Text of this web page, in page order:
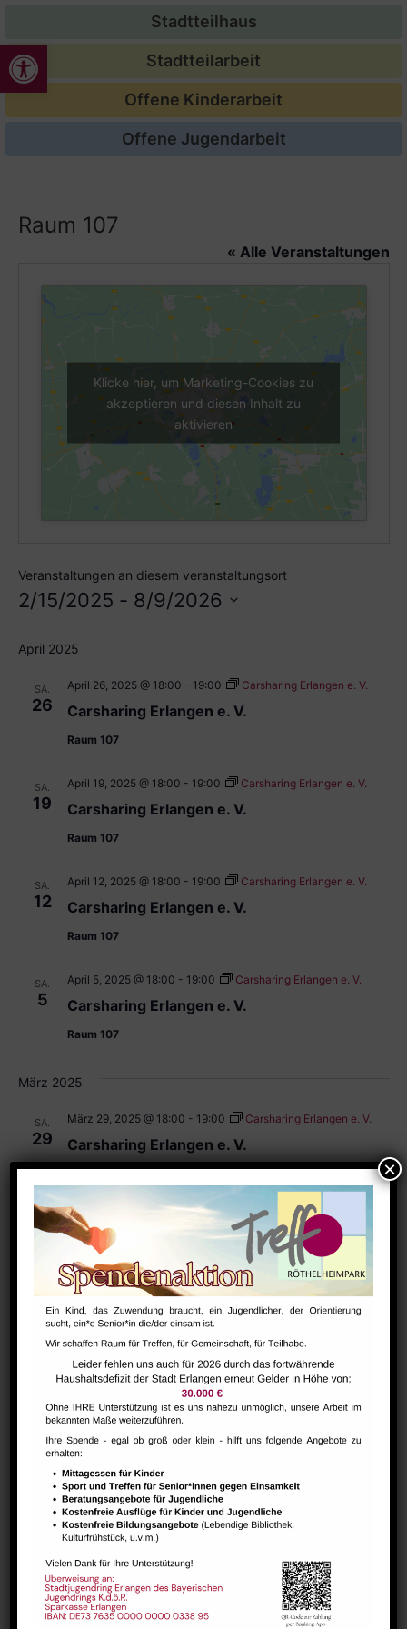
Werkzeugleiste öffnen
Stadtteilhaus
Stadtteilarbeit
Offene Kinderarbeit
Offene Jugendarbeit
Raum 107
« Alle Veranstaltungen
Klicke hier, um Marketing-Cookies zu
akzeptieren und diesen Inhalt zu
aktivieren
Veranstaltungen an diesem veranstaltungsort
2/15/2025 - 8/9/2026
April 2025
SA.
26 Carsharing Erlangen e. V.
April 26, 2025 @ 18:00 - 19:00 Carsharing Erlangen e. V.
Raum 107
SA.
19 Carsharing Erlangen e. V.
April 19, 2025 @ 18:00 - 19:00 Carsharing Erlangen e. V.
Raum 107
SA.
12 Carsharing Erlangen e. V.
April 12, 2025 @ 18:00 - 19:00 Carsharing Erlangen e. V.
Raum 107
SA.
5 Carsharing Erlangen e. V.
April 5, 2025 @ 18:00 - 19:00 Carsharing Erlangen e. V.
Raum 107
März 2025
SA.
29 Carsharing Erlangen e. V.
März 29, 2025 @ 18:00 - 19:00 Carsharing Erlangen e. V.
Raum 107
22 Carsharing Erlangen e. V.
März 22, 2025 @ 18:00 19:00 Carsharing Erlangen e. V.
Raum 107
SA.
Carsharing Erlangen e. V.
März 15, 2025 @ 18:00-19:00 Carsharing Erlangen e. V.
Raum 107
SA.
8 Carsharing Erlangen e. V.
März 8, 2025 @ 18:00-19:00 Carsharing Erlangen e. V.
Raum 107
Carsharing Erlangen e. V.
März 1, 2025 @ 18:00-19:00 Carsharing Erlangen e. V.
Raum 107
Februar 2025